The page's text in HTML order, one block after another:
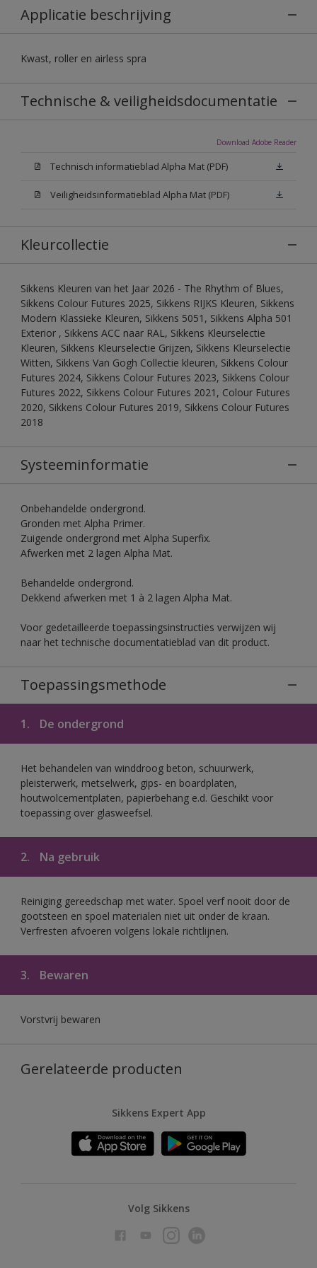
Applicatie beschrijving
Kwast, roller en airless spra
Technische & veiligheidsdocumentatie
Download Adobe Reader
Technisch informatieblad Alpha Mat (PDF)
Veiligheidsinformatieblad Alpha Mat (PDF)
Kleurcollectie
Sikkens Kleuren van het Jaar 2026 - The Rhythm of Blues,
Sikkens Colour Futures 2025, Sikkens RIJKS Kleuren, Sikkens
Modern Klassieke Kleuren, Sikkens 5051, Sikkens Alpha 501
Exterior , Sikkens ACC naar RAL, Sikkens Kleurselectie
Kleuren, Sikkens Kleurselectie Grijzen, Sikkens Kleurselectie
Witten, Sikkens Van Gogh Collectie kleuren, Sikkens Colour
Futures 2024, Sikkens Colour Futures 2023, Sikkens Colour
Futures 2022, Sikkens Colour Futures 2021, Colour Futures
2020, Sikkens Colour Futures 2019, Sikkens Colour Futures
2018
Systeeminformatie
Onbehandelde ondergrond.
Gronden met Alpha Primer.
Zuigende ondergrond met Alpha Superfix.
Afwerken met 2 lagen Alpha Mat.
Behandelde ondergrond.
Dekkend afwerken met 1 à 2 lagen Alpha Mat.
Voor gedetailleerde toepassingsinstructies verwijzen wij
naar het technische documentatieblad van dit product.
Toepassingsmethode
1. De ondergrond
Het behandelen van winddroog beton, schuurwerk,
pleisterwerk, metselwerk, gips- en boardplaten,
houtwolcementplaten, papierbehang e.d. Geschikt voor
toepassing over glasweefsel.
2. Na gebruik
Reiniging gereedschap met water. Spoel verf nooit door de
gootsteen en spoel materialen niet uit onder de kraan.
Verfresten afvoeren volgens lokale richtlijnen.
3. Bewaren
Vorstvrij bewaren
Gerelateerde producten
Sikkens Expert App
Volg Sikkens